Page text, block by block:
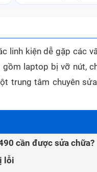
linh kiện dễ gặp các
gồm laptop bị vỡ nút,
trung tâm chuyên
cần được sửa chữa?
lỗi